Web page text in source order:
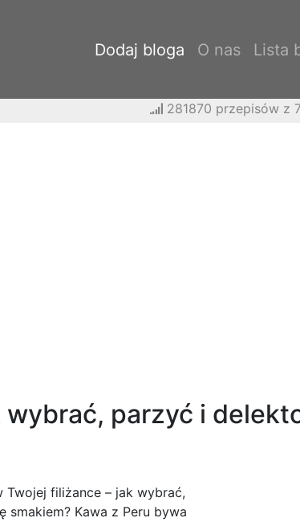
Dodaj bloga O nas Lista
281870 przepisów z
parzyć i
Twojej filiżance – jak wybrać,
smakiem? Kawa z Peru bywa